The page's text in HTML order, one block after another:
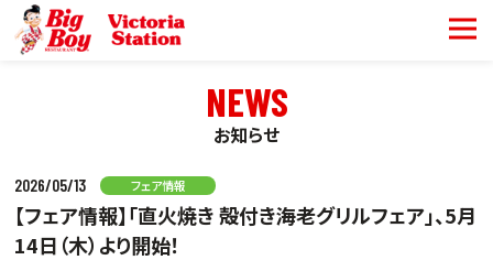
NEWS
お知らせ
2026/05/13 フェア情報
【フェア情報】「直火焼き 殻付き海老グリルフェア」、5月
14日（木）より開始！